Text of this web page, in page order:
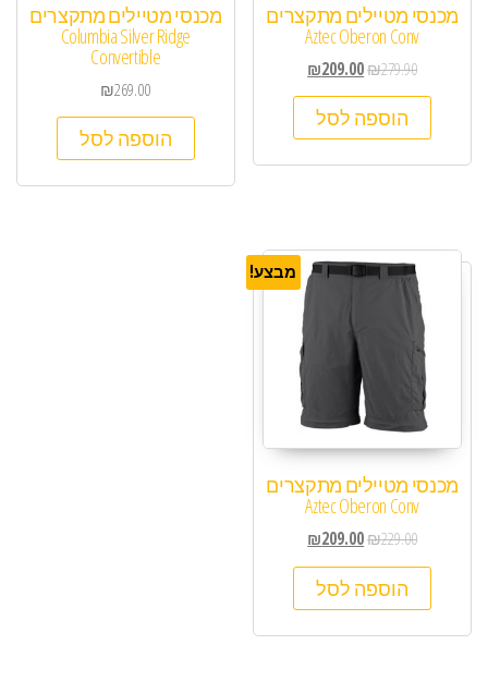
מכנסי מטיילים מתקצרים
Aztec Oberon Conv
₪279.90
₪209.00
הוספה לסל
מכנסי מטיילים מתקצרים
Columbia Silver Ridge
Convertible
₪269.00
הוספה לסל
מבצע!
מכנסי מטיילים מתקצרים
Aztec Oberon Conv
₪229.00
₪209.00
הוספה לסל